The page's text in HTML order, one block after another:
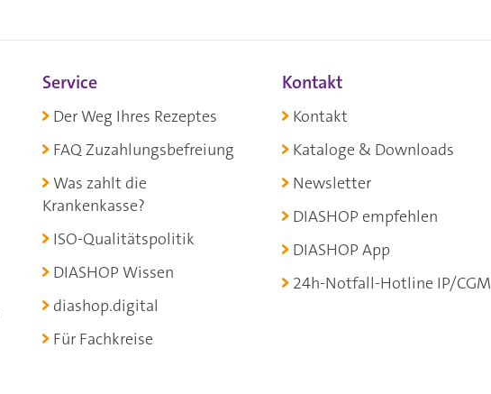
Service
Der Weg Ihres Rezeptes
FAQ Zuzahlungsbefreiung
Was zahlt die
Krankenkasse?
ISO-Qualitätspolitik
DIASHOP Wissen
diashop.digital
Für Fachkreise
Kontakt
Kontakt
Kataloge & Downloads
Newsletter
DIASHOP empfehlen
DIASHOP App
24h-Notfall-Hotline IP/CGM